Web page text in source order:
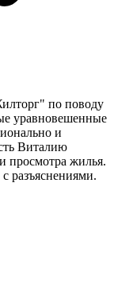
по поводу
уравновешенные
и
Виталию
просмотра жилья.
разъяснениями.